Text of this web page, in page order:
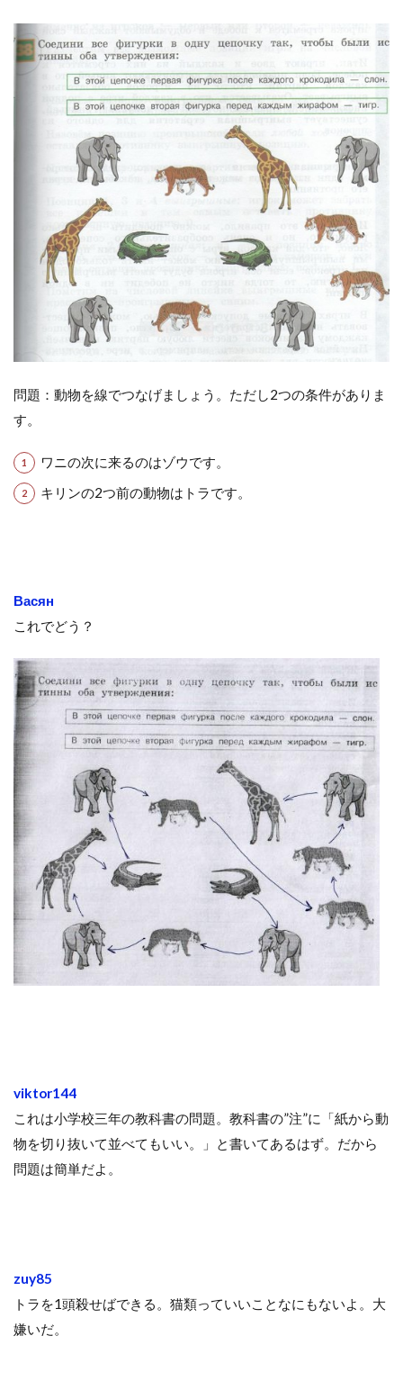
問題：動物を線でつなげましょう。ただし2つの条件がありま
す。
ワニの次に来るのはゾウです。
キリンの2つ前の動物はトラです。
Васян
これでどう？
viktor144
これは小学校三年の教科書の問題。教科書の”注”に「紙から動
物を切り抜いて並べてもいい。」と書いてあるはず。だから
問題は簡単だよ。
zuy85
トラを1頭殺せばできる。猫類っていいことなにもないよ。大
嫌いだ。